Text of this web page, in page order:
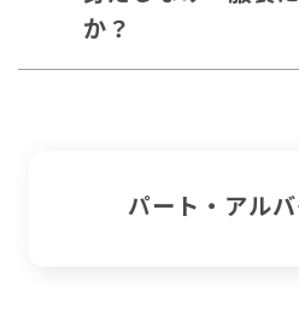
か？
パート・アル